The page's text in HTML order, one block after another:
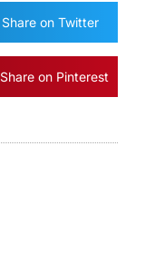
Share on Twitter
Share on Pinterest